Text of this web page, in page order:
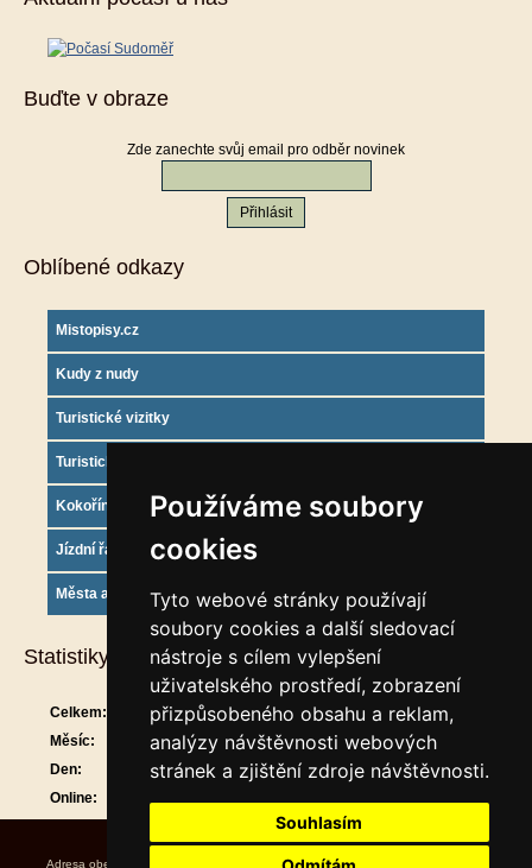
Používáme soubory
cookies
Tyto webové stránky používají
soubory cookies a další sledovací
nástroje s cílem vylepšení
uživatelského prostředí, zobrazení
přizpůsobeného obsahu a reklam,
analýzy návštěvnosti webových
stránek a zjištění zdroje návštěvnosti.
Souhlasím
Buďte v obraze
Zde zanechte svůj email pro odběr novinek
Oblíbené odkazy
Mistopisy.cz
Kudy z nudy
Turistické vizitky
Turistický deník
Kokořínsko info
Jízdní řády
Města a obce
Statistiky
Online:
Celkem:
910440
Měsíc:
29766
Den:
Adresa obecního úřadu Úřední